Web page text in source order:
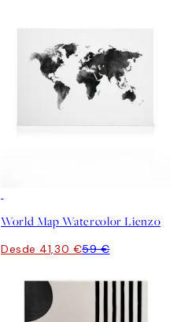
World Map Watercolor Lienzo
Desde 41,30 €59 €